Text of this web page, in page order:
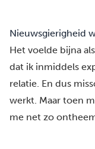
Nieuwsgierigheid
Het voelde bijna
dat ik inmiddels
relatie. En dus
werkt. Maar toen
me net zo